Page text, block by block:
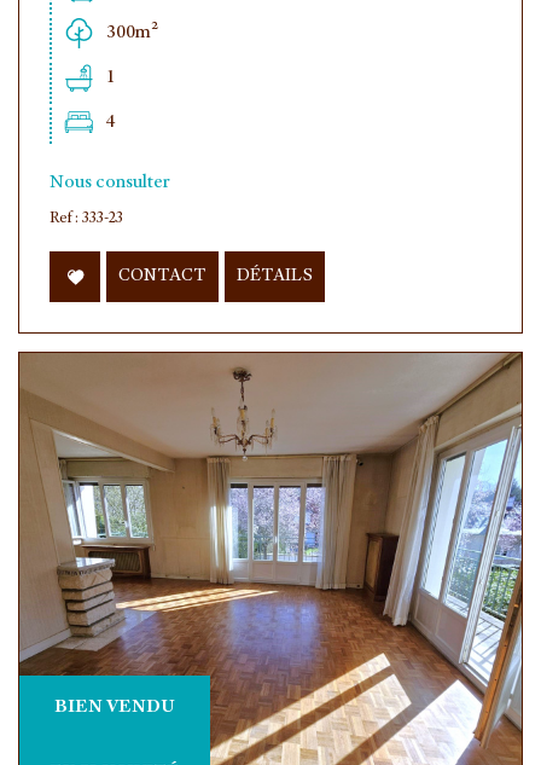
300m²
1
4
Nous consulter
Ref : 333-23
CONTACT DÉTAILS
BIEN VENDU